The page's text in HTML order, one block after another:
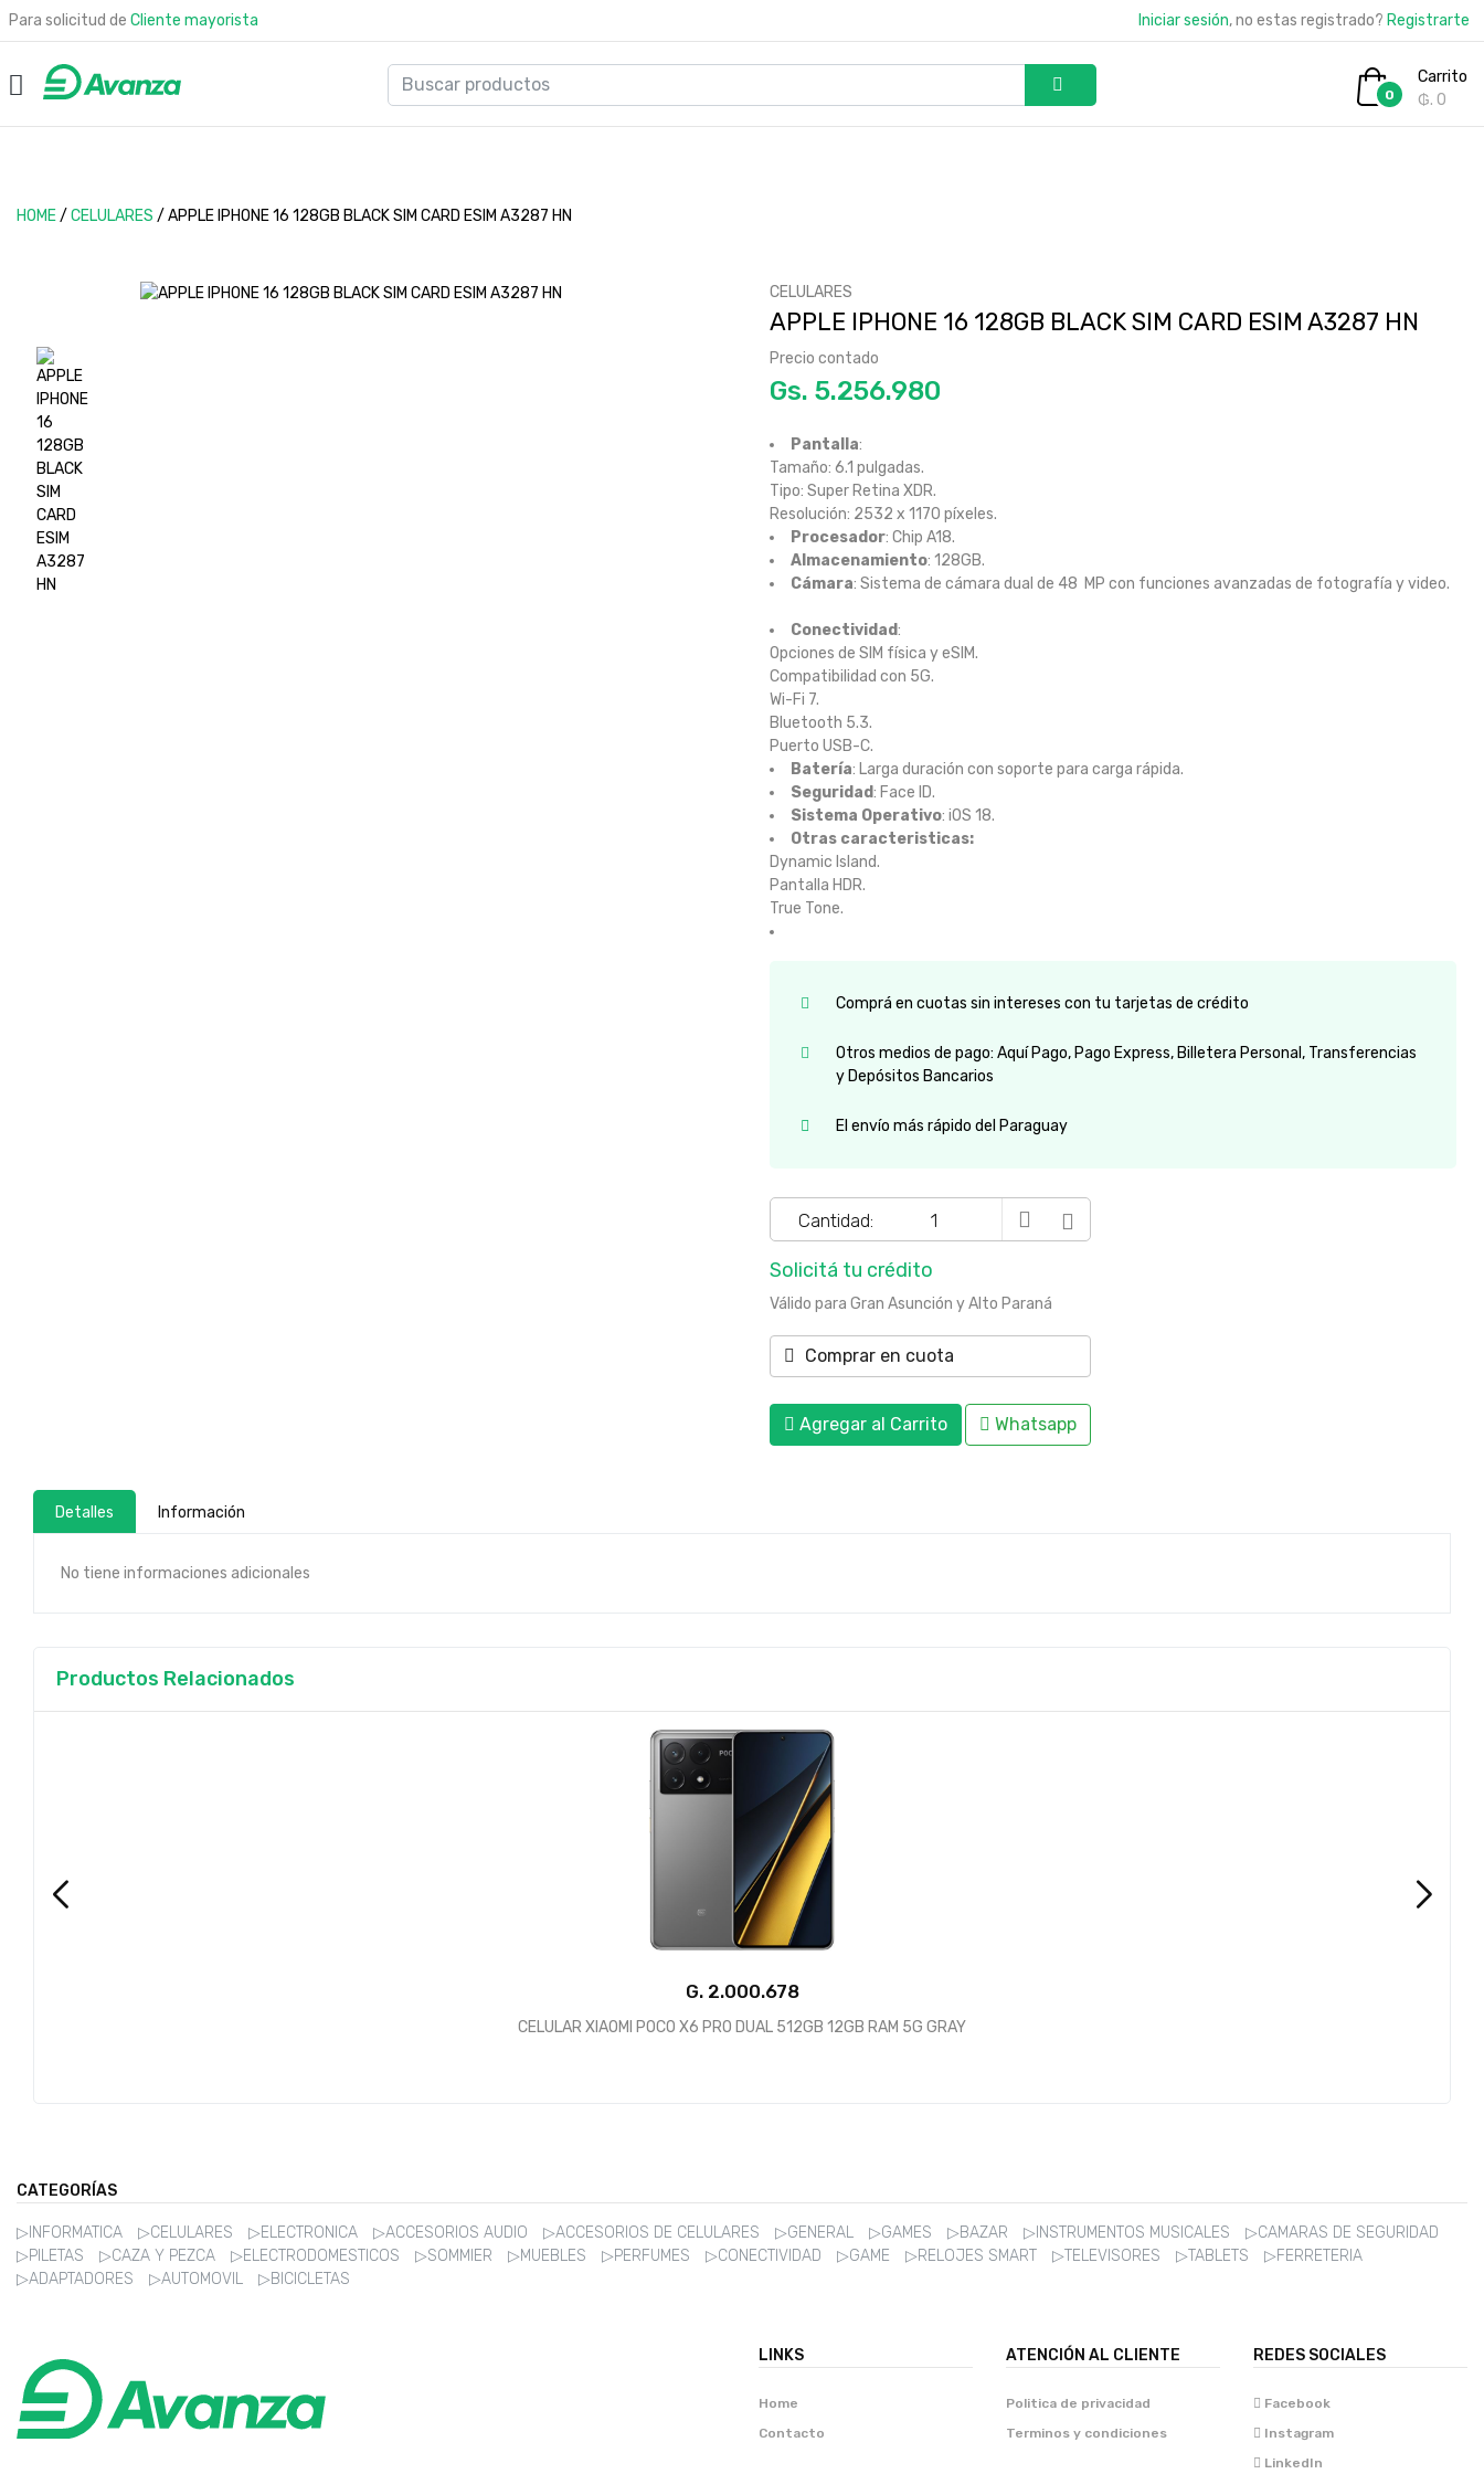
Para solicitud de Cliente mayorista Iniciar sesión, no estas registrado? Registrarte
0
Carrito
₲. 0
HOME/ CELULARES / APPLE IPHONE 16 128GB BLACK SIM CARD ESIM A3287 HN
CELULARES
APPLE IPHONE 16 128GB BLACK SIM CARD ESIM A3287 HN
Precio contado
Gs.
Pantalla:
Tamaño: 6.1 pulgadas.
Tipo: Super Retina XDR.
Resolución: 2532 x 1170 píxeles.
Procesador: Chip A18.
Almacenamiento: 128GB.
Cámara: Sistema de cámara dual de 48 MP con funciones avanzadas de fotografía y video.
Conectividad:
Opciones de SIM física y eSIM.
Compatibilidad con 5G.
Wi-Fi 7.
Bluetooth 5.3.
Puerto USB-C.
Batería: Larga duración con soporte para carga rápida.
Seguridad: Face ID.
Sistema Operativo: iOS 18.
Otras caracteristicas:
Dynamic Island.
Pantalla HDR.
True Tone.
Comprá en cuotas sin intereses con tu tarjetas de crédito
Otros medios de pago: Aquí Pago, Pago Express, Billetera Personal, Transferencias
y Depósitos Bancarios
El envío más rápido del Paraguay
Cantidad:
Solicitá tu crédito
Válido para Gran Asunción y Alto Paraná
Comprar en cuota
Agregar al Carrito Whatsapp
Detalles Información
No tiene informaciones adicionales
Productos Relacionados
G.
CELULAR XIAOMI POCO X6 PRO DUAL 512GB 12GB RAM 5G GRAY
CATEGORÍAS
▷INFORMATICA ▷CELULARES ▷ELECTRONICA ▷ACCESORIOS AUDIO ▷ACCESORIOS DE CELULARES ▷GENERAL ▷GAMES ▷BAZAR ▷INSTRUMENTOS MUSICALES
▷CAMARAS DE SEGURIDAD
▷PILETAS
▷CAZA Y PEZCA ▷ELECTRODOMESTICOS ▷SOMMIER ▷MUEBLES ▷PERFUMES ▷CONECTIVIDAD ▷GAME ▷RELOJES SMART ▷TELEVISORES ▷TABLETS
▷FERRETERIA
▷ADAPTADORES
▷AUTOMOVIL ▷BICICLETAS
LINKS
Home
Contacto
ATENCIÓN AL CLIENTE
Politica de privacidad
Terminos y condiciones
REDES SOCIALES
Facebook
Instagram
LinkedIn